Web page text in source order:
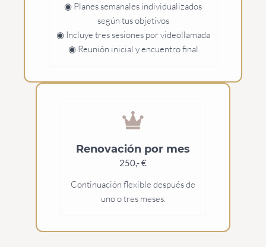
◉ Planes semanales individualizados
según tus objetivos
◉ Incluye tres sesiones por videollamada
◉ Reunión inicial y encuentro final
Renovación por mes
250,- €
Continuación flexible después de
uno o tres meses.